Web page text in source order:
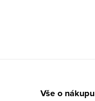
Vše o nákupu